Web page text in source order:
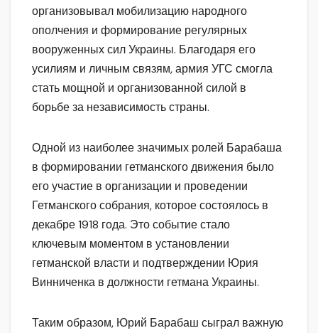
организовывал мобилизацию народного
ополчения и формирование регулярных
вооруженных сил Украины. Благодаря его
усилиям и личным связям, армия УГС смогла
стать мощной и организованной силой в
борьбе за независимость страны.
Одной из наиболее значимых ролей Барабаша
в формировании гетманского движения было
его участие в организации и проведении
Гетманского собрания, которое состоялось в
декабре 1918 года. Это событие стало
ключевым моментом в установлении
гетманской власти и подтверждении Юрия
Винниченка в должности гетмана Украины.
Таким образом, Юрий Барабаш сыграл важную